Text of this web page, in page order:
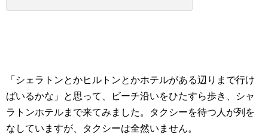
「シェラトンとかヒルトンとかホテルがある辺りまで行け
ばいるかな」と思って、ビーチ沿いをひたすら歩き、シャ
ラトンホテルまで来てみました。タクシーを待つ人が列を
なしていますが、タクシーは全然いません。